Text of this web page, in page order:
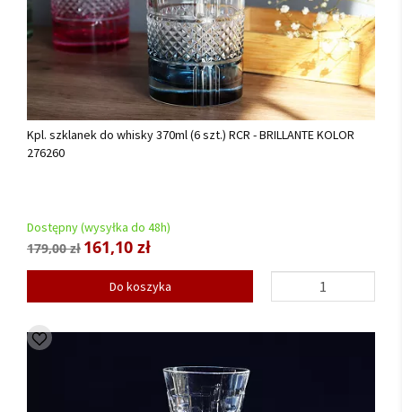
Kpl. szklanek do whisky 370ml (6 szt.) RCR - BRILLANTE KOLOR
276260
Dostępny (wysyłka do 48h)
179,00 zł 161,10 zł
Do koszyka